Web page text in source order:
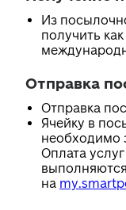
Из
получить
Отправка
Отправка
Ячейку в
необходимо
Оплата
на